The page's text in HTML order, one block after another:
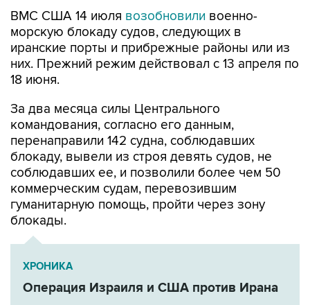
ВМС США 14 июля возобновили военно-
морскую блокаду судов, следующих в
иранские порты и прибрежные районы или из
них. Прежний режим действовал с 13 апреля по
18 июня.
За два месяца силы Центрального
командования, согласно его данным,
перенаправили 142 судна, соблюдавших
блокаду, вывели из строя девять судов, не
соблюдавших ее, и позволили более чем 50
коммерческим судам, перевозившим
гуманитарную помощь, пройти через зону
блокады.
ХРОНИКА
Операция Израиля и США против Ирана